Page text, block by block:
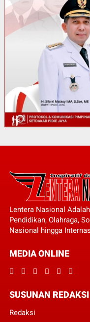
Lentera Nasional
Pendidikan, Olahraga,
Nasional hingga
MEDIA ONLINE
SUSUNAN REDAKSI
Redaksi